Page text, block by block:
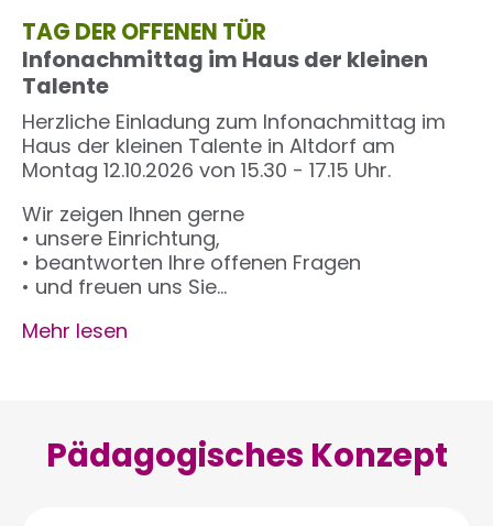
TAG DER OFFENEN TÜR
Infonachmittag im Haus der kleinen
Talente
Herzliche Einladung zum Infonachmittag im
Haus der kleinen Talente in Altdorf am
Montag 12.10.2026 von 15.30 - 17.15 Uhr.
Wir zeigen Ihnen gerne
• unsere Einrichtung,
• beantworten Ihre offenen Fragen
• und freuen uns Sie…
Mehr lesen
Pädagogisches Konzept